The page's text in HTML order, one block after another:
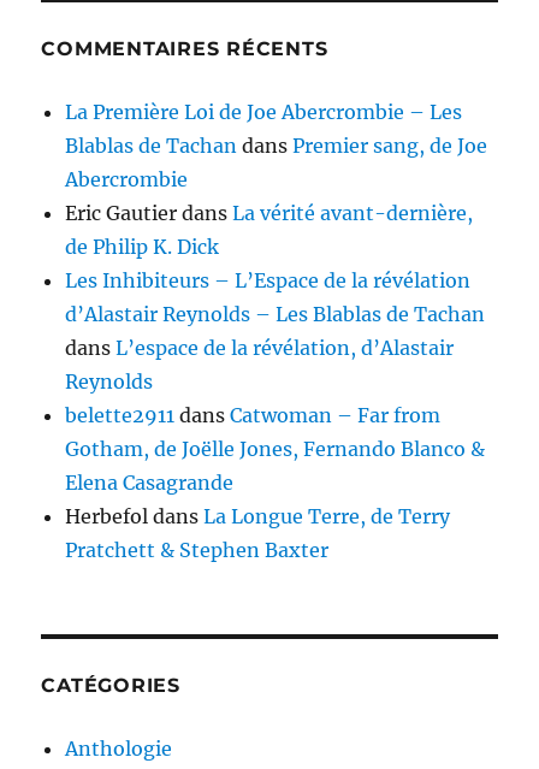
COMMENTAIRES RÉCENTS
La Première Loi de Joe Abercrombie – Les
Blablas de Tachan dansPremier sang, de Joe
Abercrombie
Eric Gautier dansLa vérité avant-dernière,
de Philip K. Dick
Les Inhibiteurs – L’Espace de la révélation
d’Alastair Reynolds – Les Blablas de Tachan
dansL’espace de la révélation, d’Alastair
Reynolds
belette2911 dansCatwoman – Far from
Gotham, de Joëlle Jones, Fernando Blanco &
Elena Casagrande
Herbefol dansLa Longue Terre, de Terry
Pratchett & Stephen Baxter
CATÉGORIES
Anthologie